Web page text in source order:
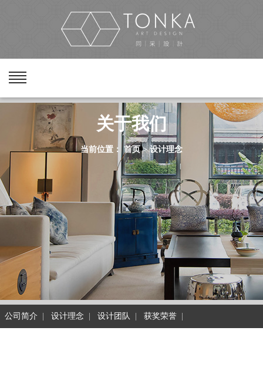
关于我们
当前位置： 首页>设计理念
公司简介 设计理念 设计团队 获奖荣誉